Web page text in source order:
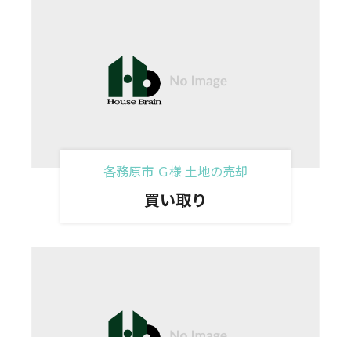
各務原市 Ｇ様 土地の売却
買い取り